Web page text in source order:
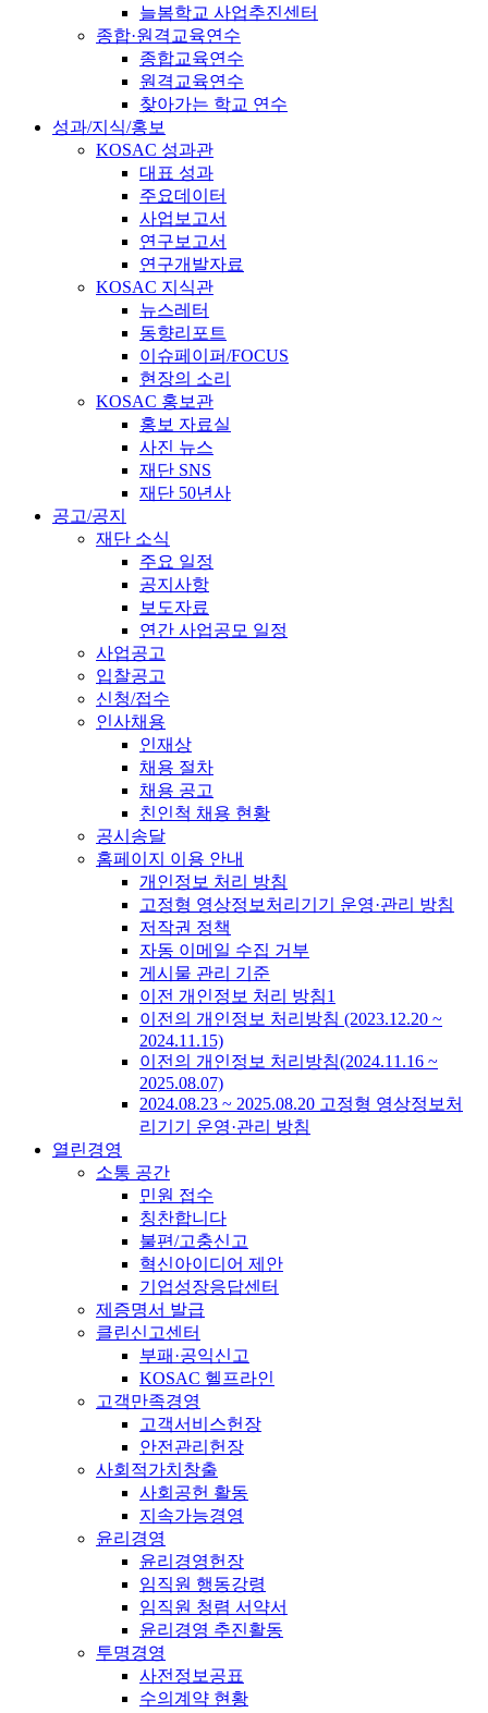
늘봄학교 사업추진센터
종합·원격교육연수
종합교육연수
원격교육연수
찾아가는 학교 연수
성과/지식/홍보
KOSAC 성과관
대표 성과
주요데이터
사업보고서
연구보고서
연구개발자료
KOSAC 지식관
뉴스레터
동향리포트
이슈페이퍼/FOCUS
현장의 소리
KOSAC 홍보관
홍보 자료실
사진 뉴스
재단 SNS
재단 50년사
공고/공지
재단 소식
주요 일정
공지사항
보도자료
연간 사업공모 일정
사업공고
입찰공고
신청/접수
인사채용
인재상
채용 절차
채용 공고
친인척 채용 현황
공시송달
홈페이지 이용 안내
개인정보 처리 방침
고정형 영상정보처리기기 운영·관리 방침
저작권 정책
자동 이메일 수집 거부
게시물 관리 기준
이전 개인정보 처리 방침1
이전의 개인정보 처리방침 (2023.12.20 ~
2024.11.15)
이전의 개인정보 처리방침(2024.11.16 ~
2025.08.07)
2024.08.23 ~ 2025.08.20 고정형 영상정보처
리기기 운영·관리 방침
열린경영
소통 공간
민원 접수
칭찬합니다
불편/고충신고
혁신아이디어 제안
기업성장응답센터
제증명서 발급
클린신고센터
부패·공익신고
KOSAC 헬프라인
고객만족경영
고객서비스헌장
안전관리헌장
사회적가치창출
사회공헌 활동
지속가능경영
윤리경영
윤리경영헌장
임직원 행동강령
임직원 청렴 서약서
윤리경영 추진활동
투명경영
사전정보공표
수의계약 현황